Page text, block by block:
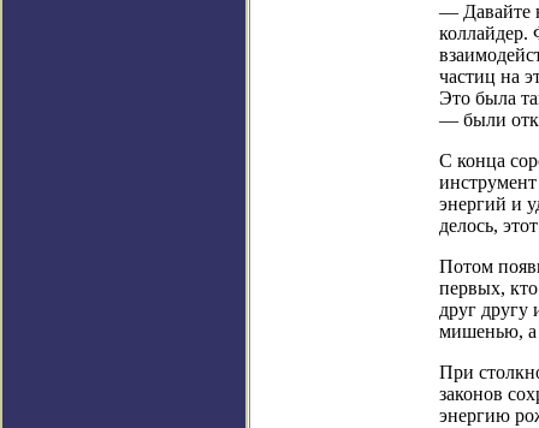
— Давайте
коллайдер.
частиц на
Это была
— были
С конца
энергий и
делось,
Потом
первых, кто
друг другу
мишенью, а
При
законов
энергию